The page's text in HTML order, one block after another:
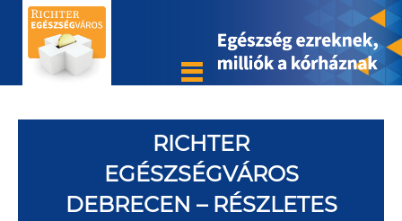
RICHTER
EGÉSZSÉGVÁROS
DEBRECEN – RÉSZLETES